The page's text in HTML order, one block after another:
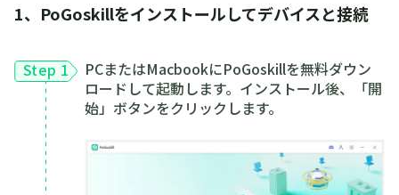
1、PoGoskillをインストールしてデバイスと接続
Step 1
PCまたはMacbookにPoGoskillを無料ダウン
ロードして起動します。インストール後、「開
始」ボタンをクリックします。